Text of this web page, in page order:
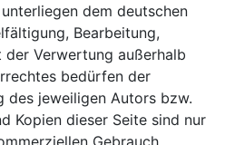
dem deutschen
Bearbeitung,
Verwertung außerhalb
bedürfen der
des jeweiligen Autors bzw.
Kopien dieser Seite sind nur
Gebrauch